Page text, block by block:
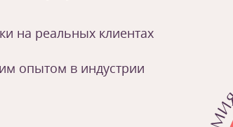
на реальных клиентах
опытом в индустрии